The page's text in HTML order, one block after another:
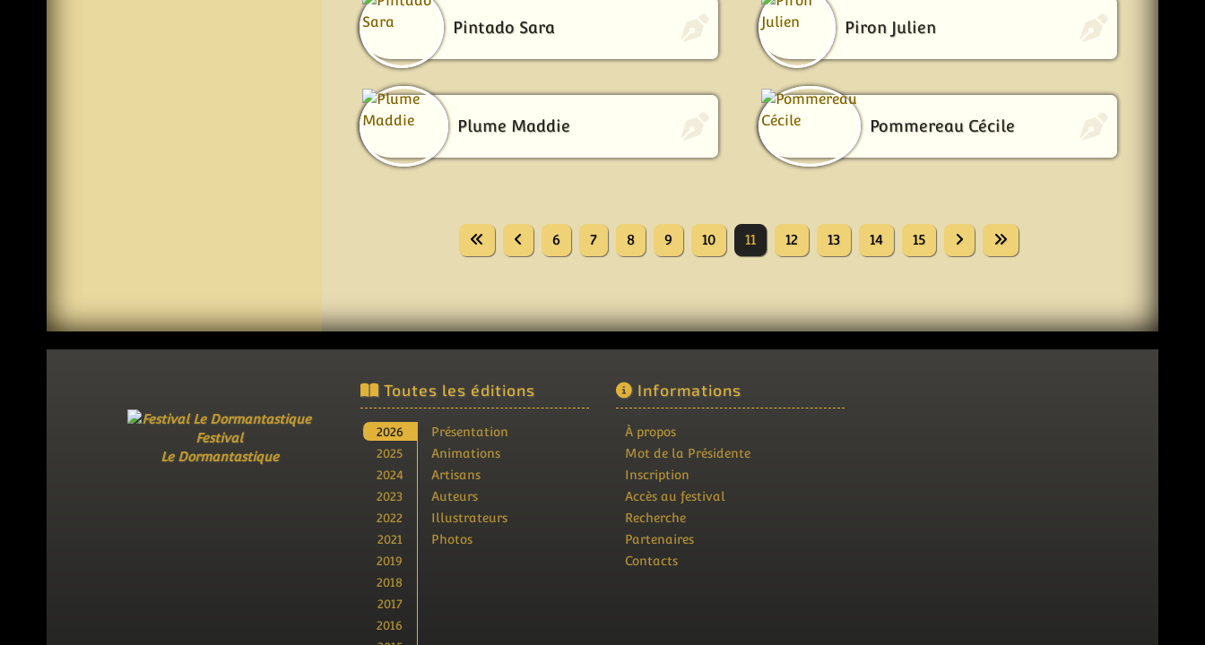
Pintado Sara Piron Julien
Plume Maddie Pommereau Cécile
6 7 8 9 10 11 12 13 14 15
Festival
Le Dormantastique
Toutes les éditions
2026
2025
2024
2023
2022
2021
2019
2018
2017
2016
Présentation
Animations
Artisans
Auteurs
Illustrateurs
Photos
Informations
À propos
Mot de la Présidente
Inscription
Accès au festival
Recherche
Partenaires
Contacts